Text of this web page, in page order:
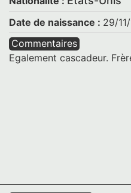
Date de naissance : 29/
Commentaires
Egalement cascadeur.